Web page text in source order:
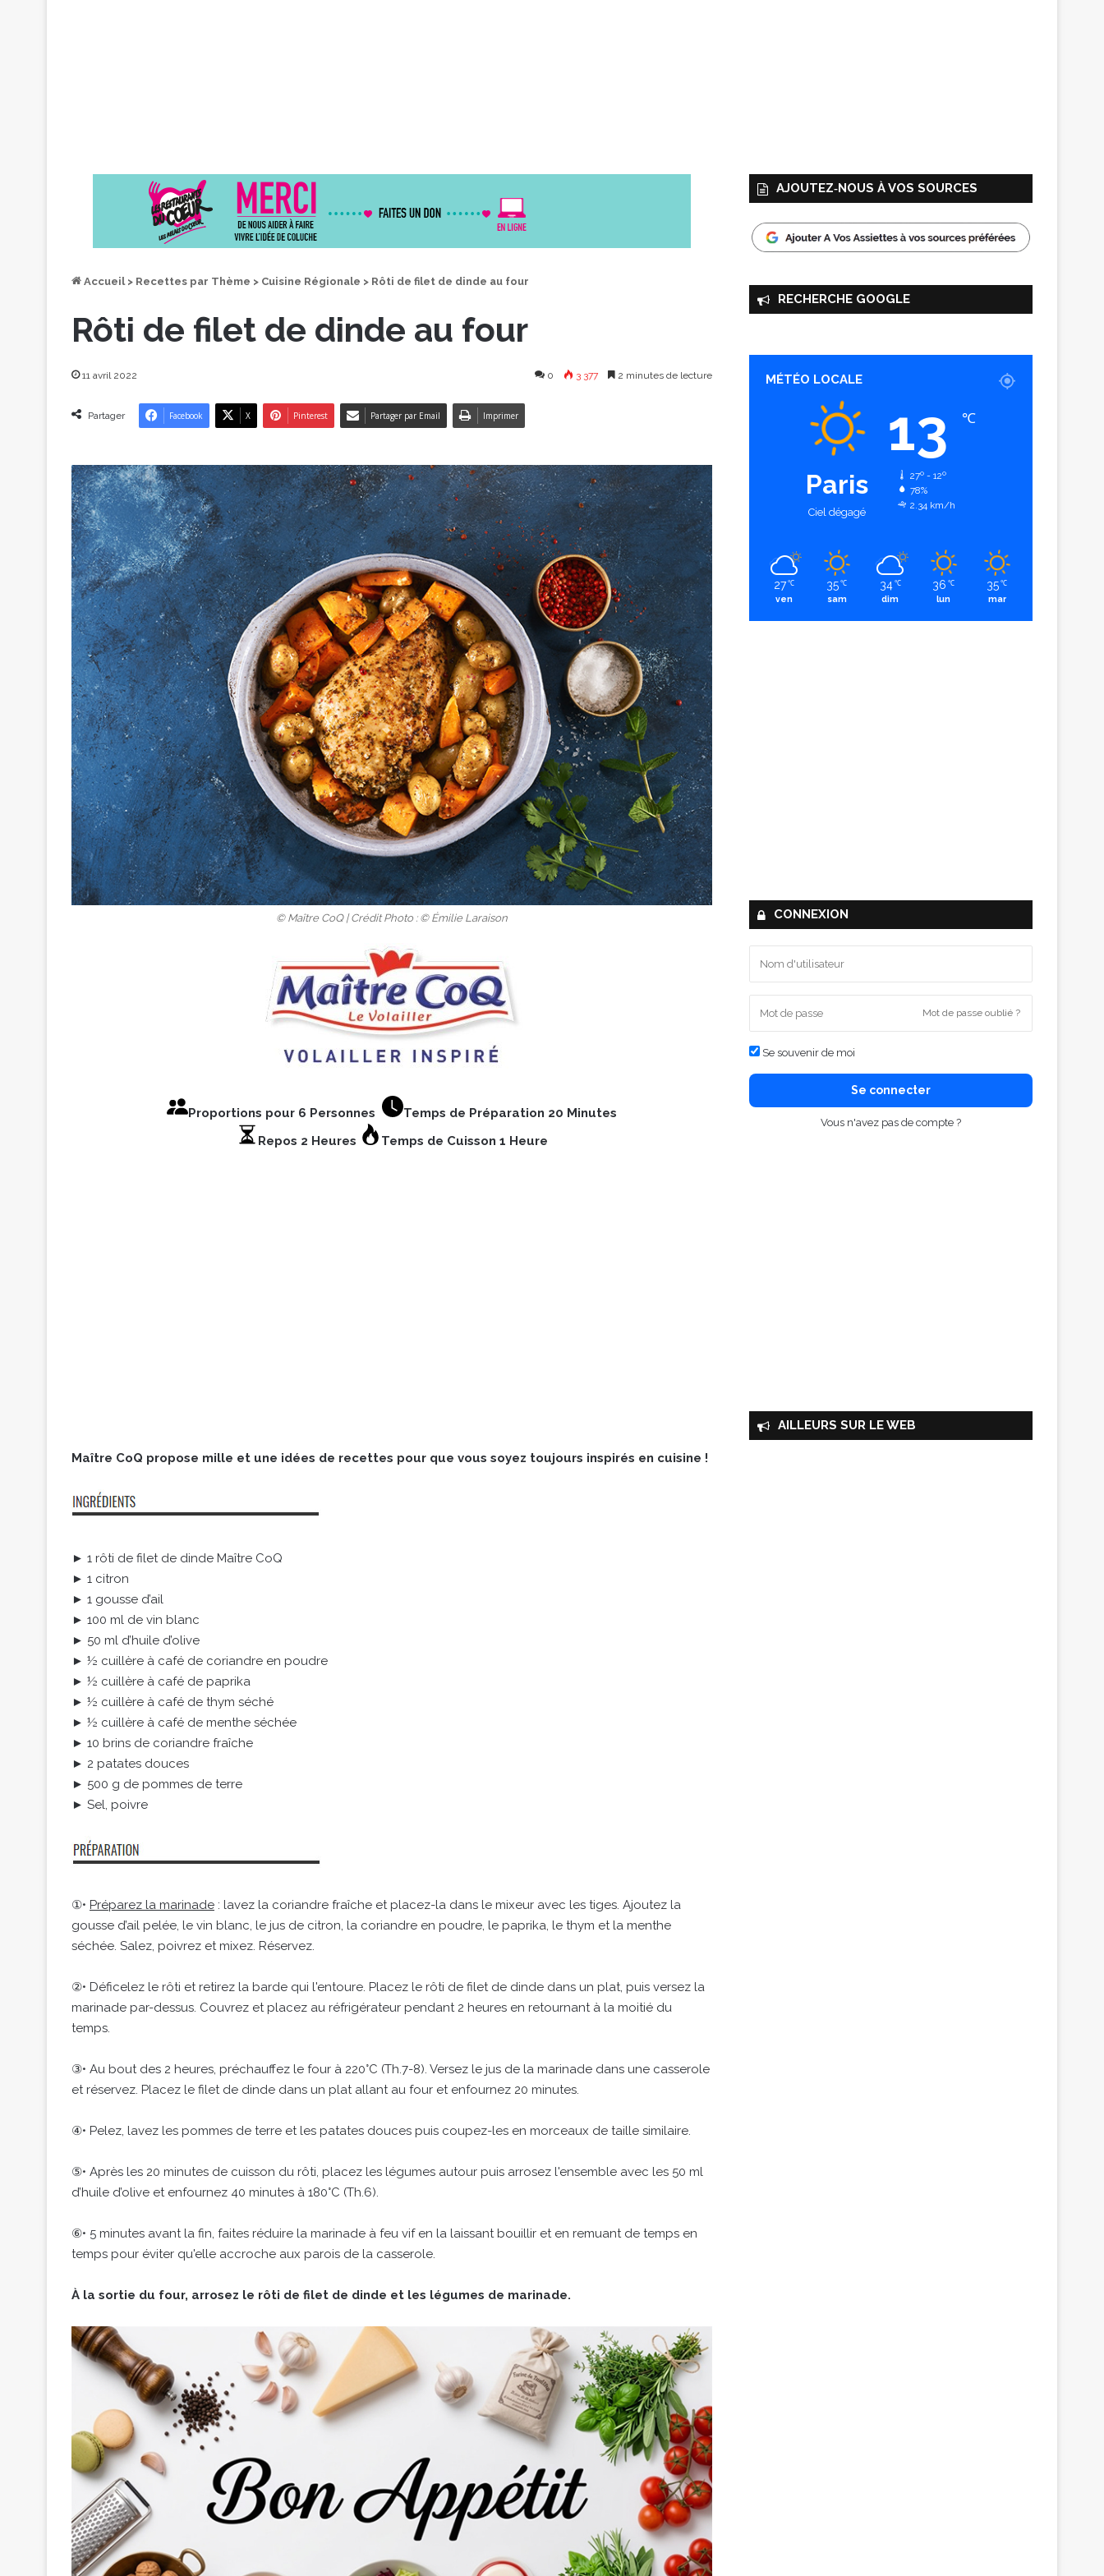
Accueil > Recettes par Thème > Cuisine Régionale > Rôti de filet de dinde au four
Rôti de filet de dinde au four
11 avril 2022 0 3 377 2 minutes de lecture
Partager Facebook X Pinterest Partager par Email Imprimer
© Maître CoQ | Crédit Photo : © Émilie Laraison
Proportions pour 6 Personnes
Temps de Préparation 20 Minutes
Repos 2 Heures
Temps de Cuisson 1 Heure
Maître CoQ propose mille et une idées de recettes pour que vous soyez toujours inspirés en cuisine !
► 1 rôti de filet de dinde Maître CoQ
► 1 citron
► 1 gousse d’ail
► 100 ml de vin blanc
► 50 ml d’huile d’olive
► ½ cuillère à café de coriandre en poudre
► ½ cuillère à café de paprika
► ½ cuillère à café de thym séché
► ½ cuillère à café de menthe séchée
► 10 brins de coriandre fraîche
► 2 patates douces
► 500 g de pommes de terre
► Sel, poivre
①• Préparez la marinade : lavez la coriandre fraîche et placez-la dans le mixeur avec les tiges. Ajoutez la
gousse d’ail pelée, le vin blanc, le jus de citron, la coriandre en poudre, le paprika, le thym et la menthe
séchée. Salez, poivrez et mixez. Réservez.
②• Déficelez le rôti et retirez la barde qui l'entoure. Placez le rôti de filet de dinde dans un plat, puis versez la
marinade par-dessus. Couvrez et placez au réfrigérateur pendant 2 heures en retournant à la moitié du
temps.
③• Au bout des 2 heures, préchauffez le four à 220°C (Th.7-8). Versez le jus de la marinade dans une casserole
et réservez. Placez le filet de dinde dans un plat allant au four et enfournez 20 minutes.
④• Pelez, lavez les pommes de terre et les patates douces puis coupez-les en morceaux de taille similaire.
⑤• Après les 20 minutes de cuisson du rôti, placez les légumes autour puis arrosez l'ensemble avec les 50 ml
d’huile d’olive et enfournez 40 minutes à 180°C (Th.6).
⑥• 5 minutes avant la fin, faites réduire la marinade à feu vif en la laissant bouillir et en remuant de temps en
temps pour éviter qu'elle accroche aux parois de la casserole.
À la sortie du four, arrosez le rôti de filet de dinde et les légumes de marinade.
AJOUTEZ‑NOUS À VOS SOURCES
RECHERCHE GOOGLE
MÉTÉO LOCALE
Paris
Ciel dégagé
13 ℃
27º - 12º
78%
2.34 km/h
27 ℃
ven
35 ℃
sam
34 ℃
dim
36 ℃
lun
35 ℃
mar
CONNEXION
Mot de passe oublié ?
Se souvenir de moi
Se connecter
Vous n'avez pas de compte ?
AILLEURS SUR LE WEB